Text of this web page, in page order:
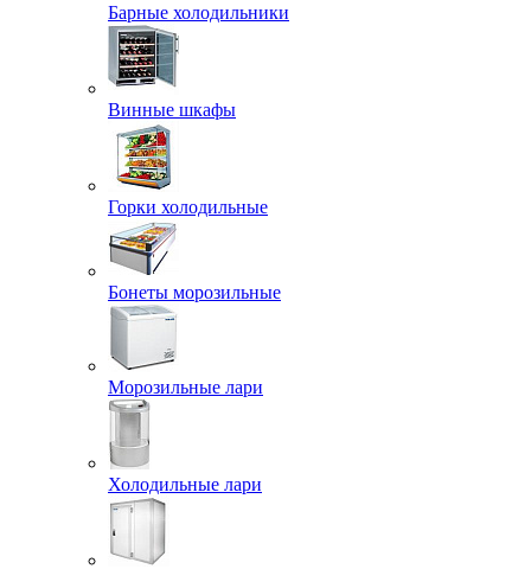
Барные холодильники
Винные шкафы
Горки холодильные
Бонеты морозильные
Морозильные лари
Холодильные лари